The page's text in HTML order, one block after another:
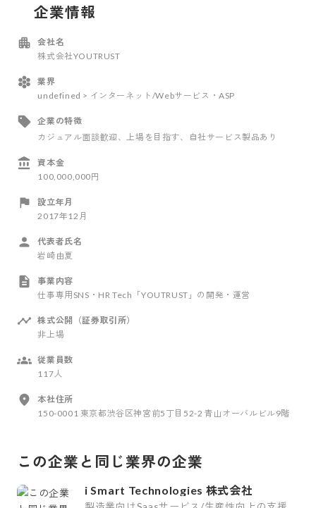
企業情報
会社名
株式会社YOUTRUST
業界
undefined > インターネット/Webサービス・ASP
企業の特徴
カジュアル面談歓迎 、上場を目指す、自社サービス製品あり
資本金
100,000,000円
設立年月
2017年12月
代表者氏名
岩崎由夏
事業内容
仕事専用SNS・HR Tech「YOUTRUST」の開発・運営
株式公開（証券取引所）
非上場
従業員数
117人
本社住所
150-0001 東京都渋谷区神宮前5丁目52-2 青山オーバルビル9階
この企業と同じ業界の企業
i Smart Technologies 株式会社